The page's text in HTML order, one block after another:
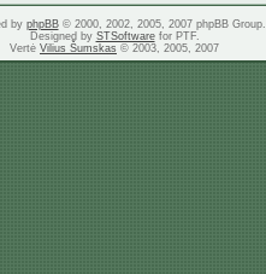
by phpBB© 2000, 2002, 2005, 2007 phpBB Group.
Designed by STSoftwarefor PTF.
Vertė Vilius Šumskas © 2003, 2005, 2007